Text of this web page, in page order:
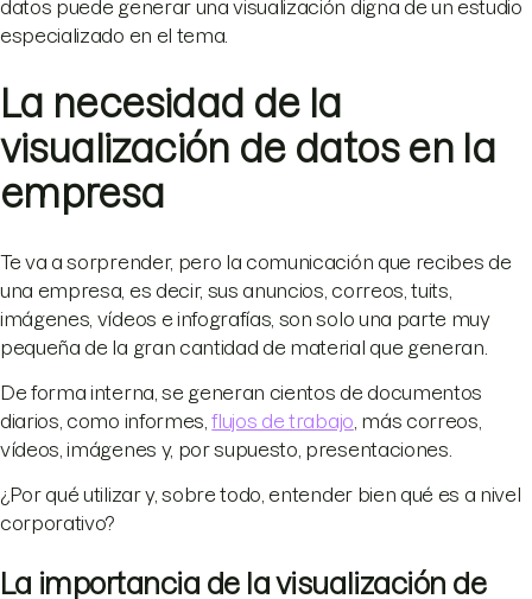
datos puede generar una visualización digna de un estudio
especializado en el tema.
La necesidad de la
visualización de datos en la
empresa
Te va a sorprender, pero la comunicación que recibes de
una empresa, es decir, sus anuncios, correos, tuits,
imágenes, vídeos e infografías, son solo una parte muy
pequeña de la gran cantidad de material que generan.
De forma interna, se generan cientos de documentos
diarios, como informes,flujos de trabajo , más correos,
vídeos, imágenes y, por supuesto, presentaciones.
¿Por qué utilizar y, sobre todo, entender bien qué es a nivel
corporativo?
La importancia de la visualización de